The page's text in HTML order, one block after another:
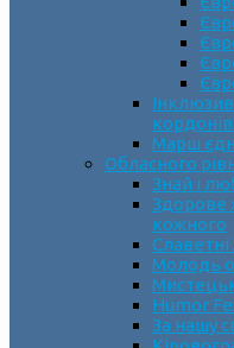
Марш
Обласного
Знай і
Здорове
кожного
Молодь
Humor
За нашу